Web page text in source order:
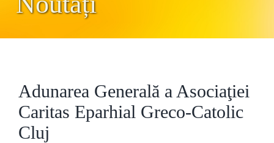
Organizare
Liturgic
Adunarea Generală a Asociaţiei
Caritas Eparhial Greco-Catolic
Cluj